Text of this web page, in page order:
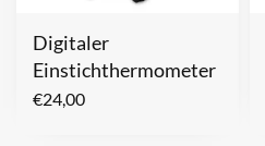
Digitaler
Einstichthermometer
€24,00